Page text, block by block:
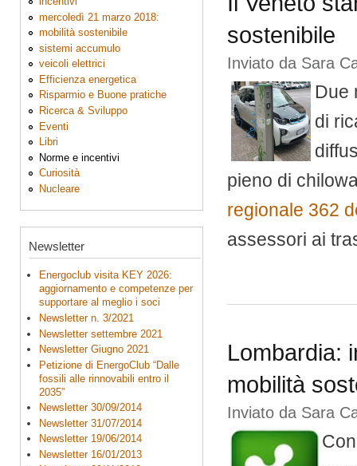
mercoledì 21 marzo 2018:
mobilità sostenibile
sistemi accumulo
veicoli elettrici
Efficienza energetica
Risparmio e Buone pratiche
Ricerca & Sviluppo
Eventi
Libri
Norme e incentivi
Curiosità
Nucleare
Newsletter
Energoclub visita KEY 2026:
aggiornamento e competenze per
supportare al meglio i soci
Newsletter n. 3/2021
Newsletter settembre 2021
Newsletter Giugno 2021
Petizione di EnergoClub “Dalle
fossili alle rinnovabili entro il
2035”
Newsletter 30/09/2014
Newsletter 31/07/2014
Newsletter 19/06/2014
Newsletter 16/01/2013
sostenibile
Inviato da Sara
Due
di
pieno di
regionale 362
assessori ai
Lombardia:
mobilità
Inviato da Sara